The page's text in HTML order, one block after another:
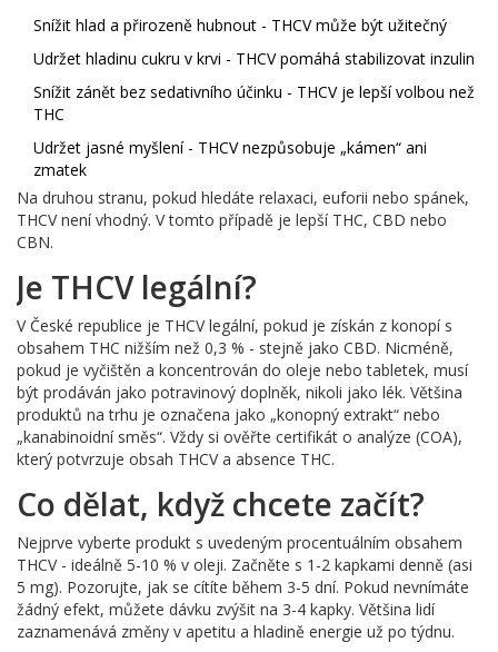
Snížit hlad a přirozeně hubnout - THCV může být užitečný
Udržet hladinu cukru v krvi - THCV pomáhá stabilizovat inzulin
Snížit zánět bez sedativního účinku - THCV je lepší volbou než
THC
Udržet jasné myšlení - THCV nezpůsobuje „kámen“ ani
zmatek
Na druhou stranu, pokud hledáte relaxaci, euforii nebo spánek,
THCV není vhodný. V tomto případě je lepší THC, CBD nebo
CBN.
Je THCV legální?
V České republice je THCV legální, pokud je získán z konopí s
obsahem THC nižším než 0,3 % - stejně jako CBD. Nicméně,
pokud je vyčištěn a koncentrován do oleje nebo tabletek, musí
být prodáván jako potravinový doplněk, nikoli jako lék. Většina
produktů na trhu je označena jako „konopný extrakt“ nebo
„kanabinoidní směs“. Vždy si ověřte certifikát o analýze (COA),
který potvrzuje obsah THCV a absence THC.
Co dělat, když chcete začít?
Nejprve vyberte produkt s uvedeným procentuálním obsahem
THCV - ideálně 5-10 % v oleji. Začněte s 1-2 kapkami denně (asi
5 mg). Pozorujte, jak se cítíte během 3-5 dní. Pokud nevnímáte
žádný efekt, můžete dávku zvýšit na 3-4 kapky. Většina lidí
zaznamenává změny v apetitu a hladině energie už po týdnu.